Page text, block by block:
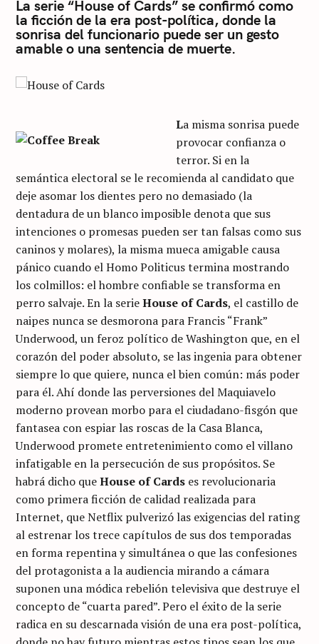
La serie “House of Cards” se confirmó como
la ficción de la era post-política, donde la
sonrisa del funcionario puede ser un gesto
amable o una sentencia de muerte.
La misma sonrisa puede
provocar confianza o
terror. Si en la
semántica electoral se le recomienda al candidato que
deje asomar los dientes pero no demasiado (la
dentadura de un blanco imposible denota que sus
intenciones o promesas pueden ser tan falsas como sus
caninos y molares), la misma mueca amigable causa
pánico cuando el Homo Politicus termina mostrando
los colmillos: el hombre confiable se transforma en
perro salvaje. En la serieHouse of Cards, el castillo de
naipes nunca se desmorona para Francis “Frank”
Underwood, un feroz político de Washington que, en el
corazón del poder absoluto, se las ingenia para obtener
siempre lo que quiere, nunca el bien común: más poder
para él. Ahí donde las perversiones del Maquiavelo
moderno provean morbo para el ciudadano-fisgón que
fantasea con espiar las roscas de la Casa Blanca,
Underwood promete entretenimiento como el villano
infatigable en la persecución de sus propósitos. Se
habrá dicho queHouse of Cards es revolucionaria
como primera ficción de calidad realizada para
Internet, que Netflix pulverizó las exigencias del rating
al estrenar los trece capítulos de sus dos temporadas
en forma repentina y simultánea o que las confesiones
del protagonista a la audiencia mirando a cámara
suponen una módica rebelión televisiva que destruye el
concepto de “cuarta pared”. Pero el éxito de la serie
radica en su descarnada visión de una era post-política,